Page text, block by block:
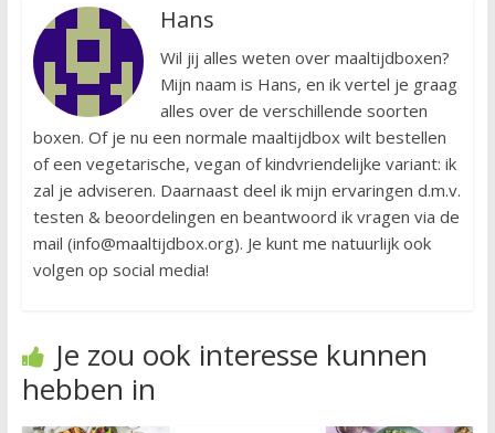
Hans
Wil jij alles weten over maaltijdboxen?
Mijn naam is Hans, en ik vertel je graag
alles over de verschillende soorten
boxen. Of je nu een normale maaltijdbox wilt bestellen
of een vegetarische, vegan of kindvriendelijke variant: ik
zal je adviseren. Daarnaast deel ik mijn ervaringen d.m.v.
testen & beoordelingen en beantwoord ik vragen via de
mail (info@maaltijdbox.org). Je kunt me natuurlijk ook
volgen op social media!
Je zou ook interesse kunnen
hebben in